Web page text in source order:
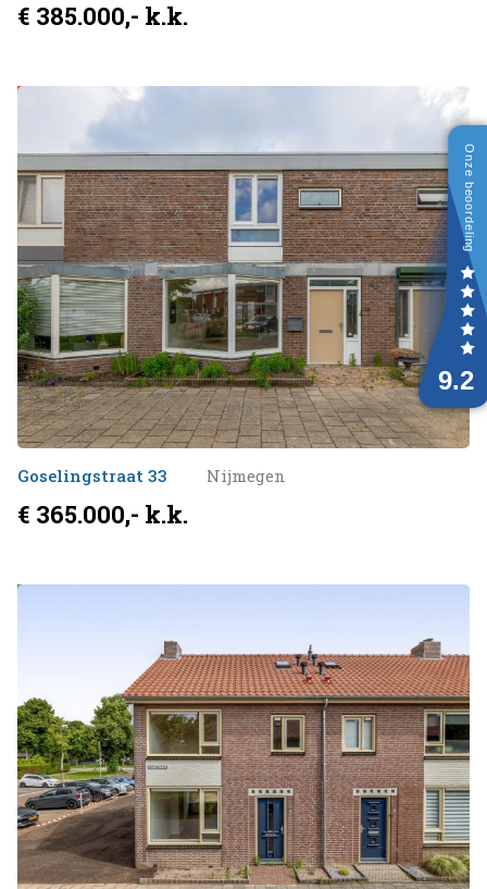
€ 385.000,- k.k.
Verkocht onder voorbehoud
Goselingstraat 33 Nijmegen
€ 365.000,- k.k.